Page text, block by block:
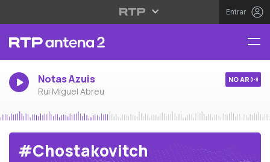
Entrar
Notas Azuis
Rui Miguel Abreu
NO AR
#Chostakovitch